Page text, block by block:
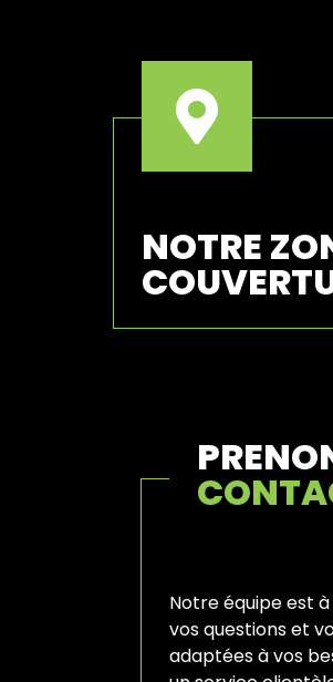
NOTRE
Notre équipe est
vos questions et
adaptées à vos